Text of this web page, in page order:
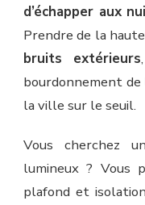
d’échapper aux
Prendre de la
bruits extérieurs
bourdonnement
la ville sur le seuil.
Vous cherchez
lumineux ? Vous
plafond et